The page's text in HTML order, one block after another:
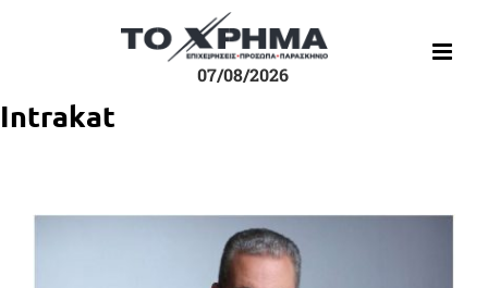
07/08/2026
Intrakat